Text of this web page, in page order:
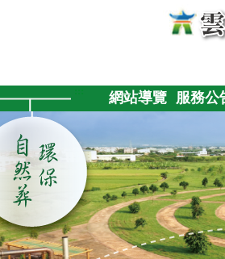
網站導覽 服務公